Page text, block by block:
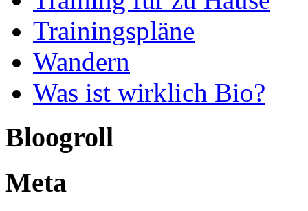
Trainingspläne
Wandern
Was ist wirklich Bio?
Bloogroll
Meta